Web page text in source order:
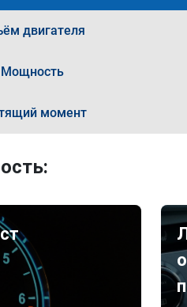
двигателя
Мощность
момент